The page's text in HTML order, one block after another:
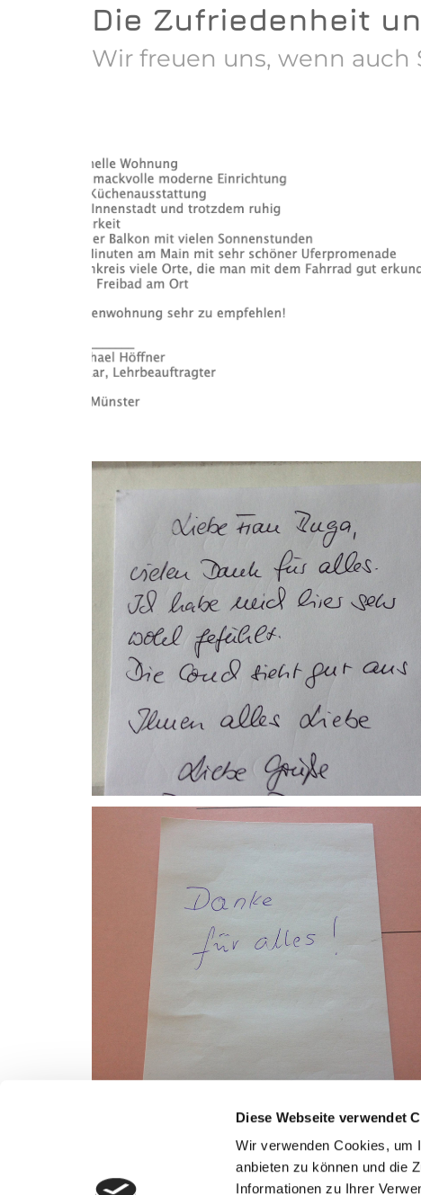
Diese Webseite verwendet
Wir verwenden Cookies, um
anbieten zu können und die
Informationen zu Ihrer
Die Zufriedenheit
Wir freuen uns, wenn